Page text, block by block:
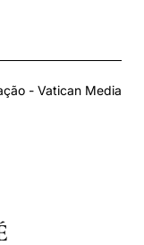
- Vatican Media